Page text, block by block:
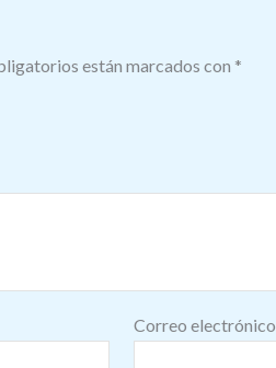
están marcados con *
Correo electrónico